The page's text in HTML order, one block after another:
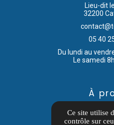
Lieu-dit
32200
05 40
Du lundi au
Le samedi
À
Informations
Ce site utilise
contrôle sur